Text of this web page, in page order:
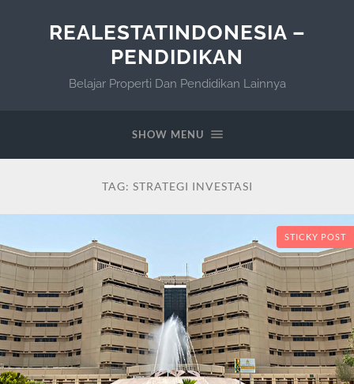
REALESTATINDONESIA –
PENDIDIKAN
Belajar Properti Dan Pendidikan Lainnya
SHOW MENU
TAG: STRATEGI INVESTASI
STICKY POST